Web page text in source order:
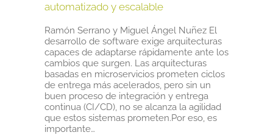
automatizado y escalable
Ramón Serrano y Miguel Ángel Nuñez El
desarrollo de software exige arquitecturas
capaces de adaptarse rápidamente ante los
cambios que surgen. Las arquitecturas
basadas en microservicios prometen ciclos
de entrega más acelerados, pero sin un
buen proceso de integración y entrega
continua (CI/CD), no se alcanza la agilidad
que estos sistemas prometen.Por eso, es
importante…